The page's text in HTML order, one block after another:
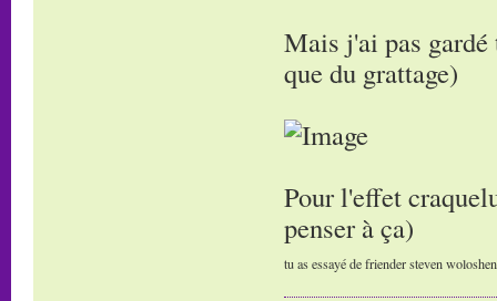
Mais j'ai pas
que du grattage)
Pour l'effet
penser à ça)
tu as essayé de friender steven